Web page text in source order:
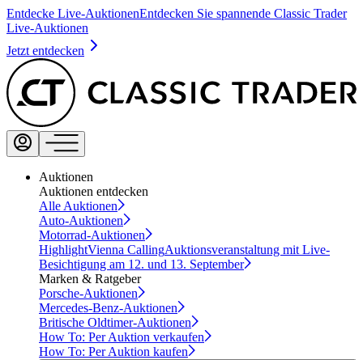
Entdecke Live-AuktionenEntdecken Sie spannende Classic Trader
Live-Auktionen
Jetzt entdecken
Auktionen
Auktionen entdecken
Alle Auktionen
Auto-Auktionen
Motorrad-Auktionen
HighlightVienna CallingAuktionsveranstaltung mit Live-
Besichtigung am 12. und 13. September
Marken & Ratgeber
Porsche-Auktionen
Mercedes-Benz-Auktionen
Britische Oldtimer-Auktionen
How To: Per Auktion verkaufen
How To: Per Auktion kaufen